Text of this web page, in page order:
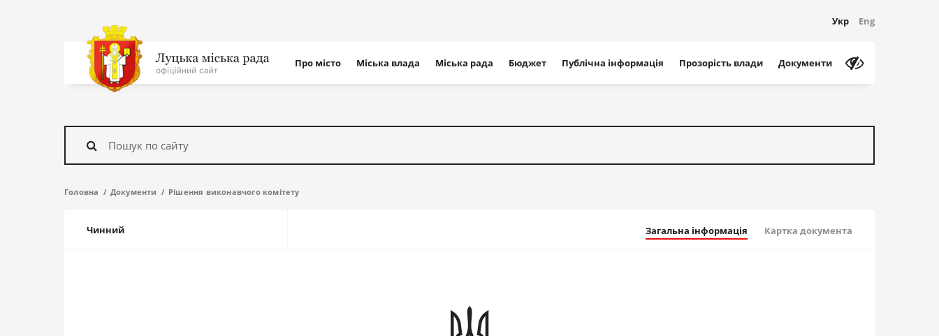
Укр Eng
На
головну
сайту
Про місто Міська влада Міська рада Бюджет Публічна інформація Прозорість влади Документи
Знайти
Головна Документи Рішення виконавчого комітету
Чинний Загальна інформація Картка документа